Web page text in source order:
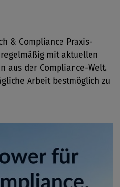
& Compliance Praxis-
mit aktuellen
aus der Compliance-Welt.
Arbeit bestmöglich zu